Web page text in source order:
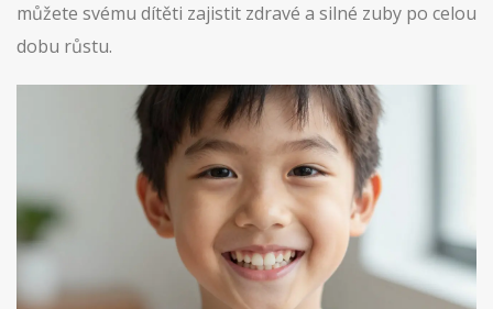
můžete svému dítěti zajistit zdravé a silné zuby po celou
dobu růstu.